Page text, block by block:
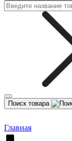
Поиск товара
Главная